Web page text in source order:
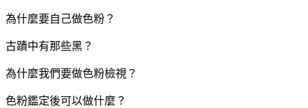
為什麼要自己做色粉？
古蹟中有那些黑？
為什麼我們要做色粉檢視？
色粉鑑定後可以做什麼？